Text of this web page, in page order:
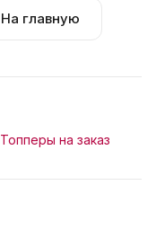
На главную
Топперы на заказ